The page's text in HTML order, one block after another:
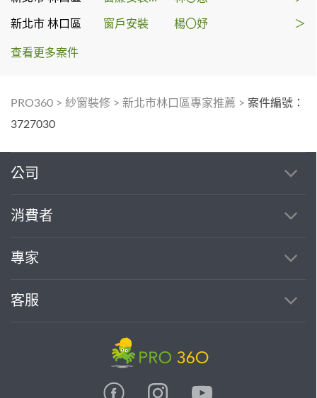
新北市 林口區 窗戶安裝 楊〇妤 ＞
查看更多案件
PRO360 > 紗窗裝修 > 新北市林口區專家推薦 > 案件編號：
3727030
公司
消費者
專家
客服